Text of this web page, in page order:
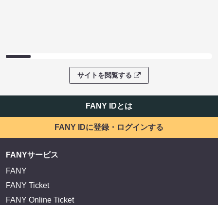
サイトを閲覧する
FANY IDとは
FANY IDに登録・ログインする
FANYサービス
FANY
FANY Ticket
FANY Online Ticket